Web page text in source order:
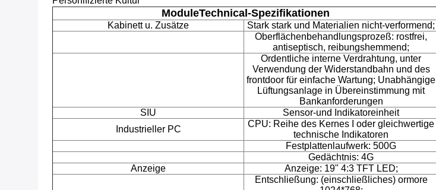
ModuleTechnical-Spezifikationen
Kabinett u. Zusätze
Stark stark und Materialien nicht-verformend;
Oberflächenbehandlungsprozeß: rostfrei,
antiseptisch, reibungshemmend;
Ordentliche interne Verdrahtung, unter
Verwendung der Widerstandbahn und des
frontdoor für einfache Wartung; Unabhängige
Lüftungsanlage in Übereinstimmung mit
Bankanforderungen
SIU
Sensor-und Indikatoreinheit
Industrieller PC
CPU: Reihe des Kernes I oder gleichwertige
technische Indikatoren
Festplattenlaufwerk: 500G
Gedächtnis: 4G
Anzeige
Anzeige: 19" 4:3 TFT LED;
Entschließung: (einschließliches) ormore